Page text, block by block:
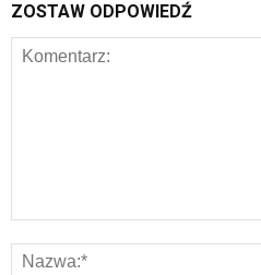
ZOSTAW ODPOWIEDŹ